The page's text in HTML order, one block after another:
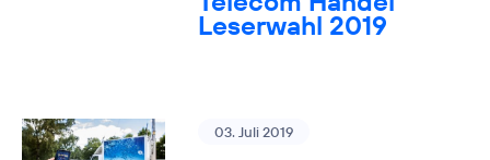
Leserwahl 2019
03. Juli 2019